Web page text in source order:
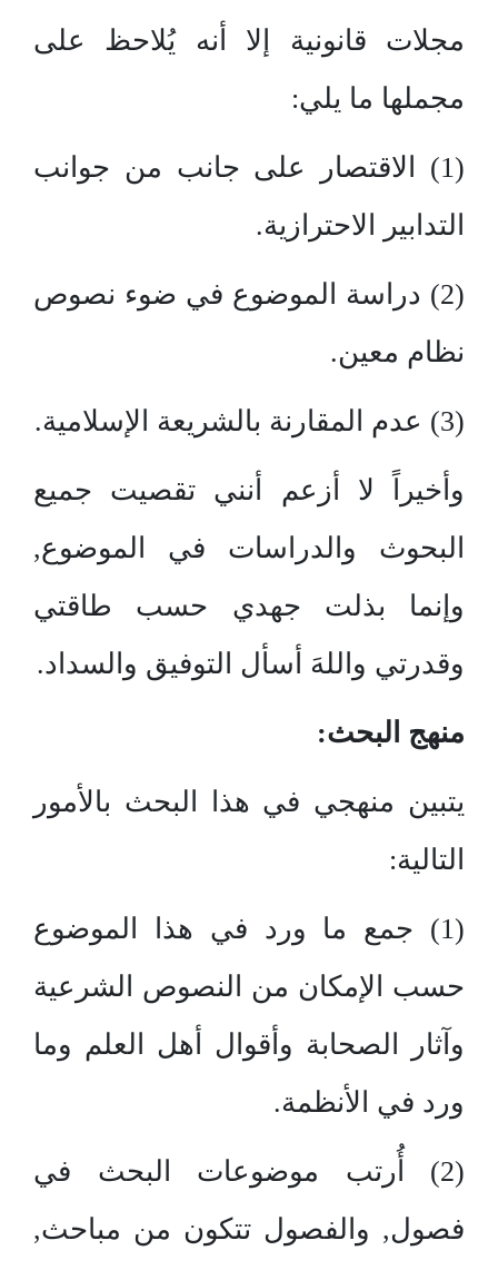
مجلات قانونية إلا أنه يُلاحظ على
مجملها ما يلي:
(1) الاقتصار على جانب من جوانب
التدابير الاحترازية.
(2) دراسة الموضوع في ضوء نصوص
نظام معين.
(3) عدم المقارنة بالشريعة الإسلامية.
وأخيراً لا أزعم أنني تقصيت جميع
البحوث والدراسات في الموضوع,
وإنما بذلت جهدي حسب طاقتي
وقدرتي واللهَ أسأل التوفيق والسداد.
منهج البحث:
يتبين منهجي في هذا البحث بالأمور
التالية:
(1) جمع ما ورد في هذا الموضوع
حسب الإمكان من النصوص الشرعية
وآثار الصحابة وأقوال أهل العلم وما
ورد في الأنظمة.
(2) أُرتب موضوعات البحث في
فصول, والفصول تتكون من مباحث,